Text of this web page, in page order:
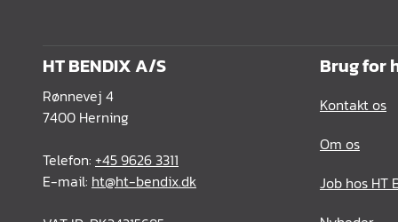
Glas & spejle
Lamello produkter
HT BENDIX A/S
Rønnevej 4
7400 Herning
Telefon: +45 9626 3311
E-mail: ht@ht-bendix.dk
Brug for
Kontakt os
Om os
Job hos HT